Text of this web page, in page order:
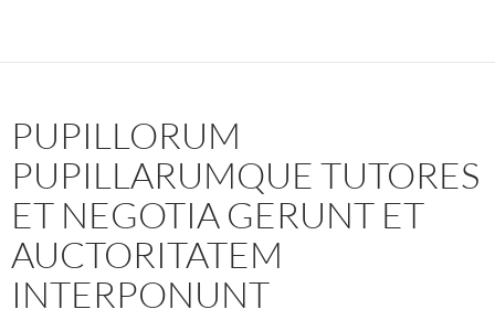
PUPILLORUM
PUPILLARUMQUE TUTORES
ET NEGOTIA GERUNT ET
AUCTORITATEM
INTERPONUNT